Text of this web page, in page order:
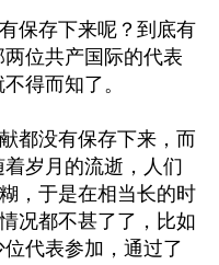
保存下来呢？到底有
位共产国际的代表
得而知了。
都没有保存下来，而
岁月的流逝，人们
，于是在相当长的时
况都不甚了了，比如
代表参加，通过了